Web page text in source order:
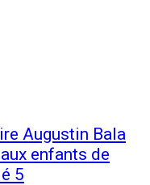
Augustin Bala
enfants de
5